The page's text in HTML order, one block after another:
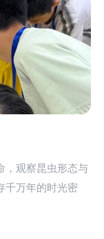
，观察昆虫形态与
千万年的时光密